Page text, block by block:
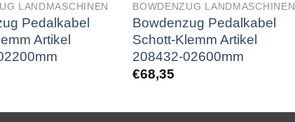
LANDMASCHINEN
Pedalkabel
Artikel
BOWDENZUG LANDMASCHINEN
Bowdenzug Pedalkabel
Schott-Klemm Artikel
208432-02600mm
€68,35